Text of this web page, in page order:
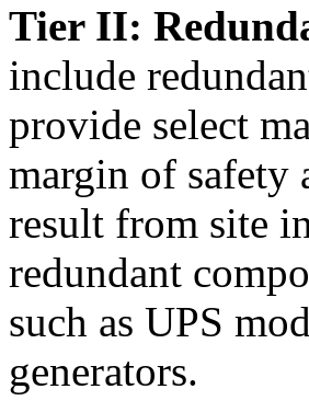
Tier II:
include
provide select
margin of safety
result from site
redundant
such as UPS
generators.